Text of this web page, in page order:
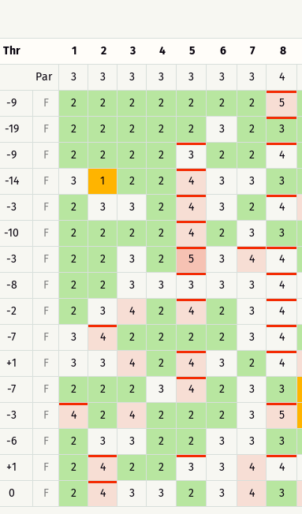
Thr 1 2 3 4 5 6 7 8
Par
3 3 3 3 3 3 3 4
-9 F 2 2 2 2 2 2 2 5
-19 F 2 2 2 2 2 3 2 3
-9 F 2 2 2 2 3 2 2 4
-14 F 3 1 2 2 4 3 3 3
-3 F 2 3 3 2 4 3 2 4
-10 F 2 2 2 2 4 2 3 3
-3 F 2 2 3 2 5 3 4 4
-8 F 2 2 3 3 3 3 3 4
-2 F 2 3 4 2 4 2 3 4
-7 F 3 4 2 2 2 2 3 4
+1 F 3 3 4 2 4 3 2 4
-7 F 2 2 2 3 4 2 3 3
-3 F 4 2 4 2 2 2 3 5
-6 F 2 3 3 2 2 3 3 3
+1 F 2 4 2 2 3 3 4 4
0 F 2 4 3 3 2 3 4 3